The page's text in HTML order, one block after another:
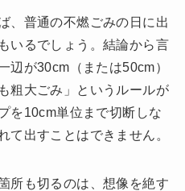
、普通の不燃ごみの日に出
いるでしょう。結論から言
辺が30cm（または50cm）
粗大ごみ」というルールが
を10cm単位まで切断しな
て出すことはできません。
所も切るのは、想像を絶す